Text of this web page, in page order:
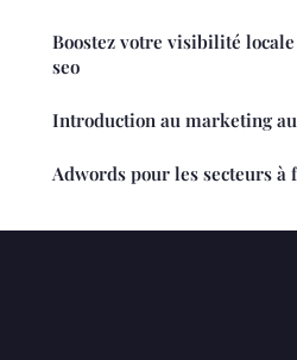
Boostez votre visibilité locale
seo
Introduction au marketing
Adwords pour les secteurs à